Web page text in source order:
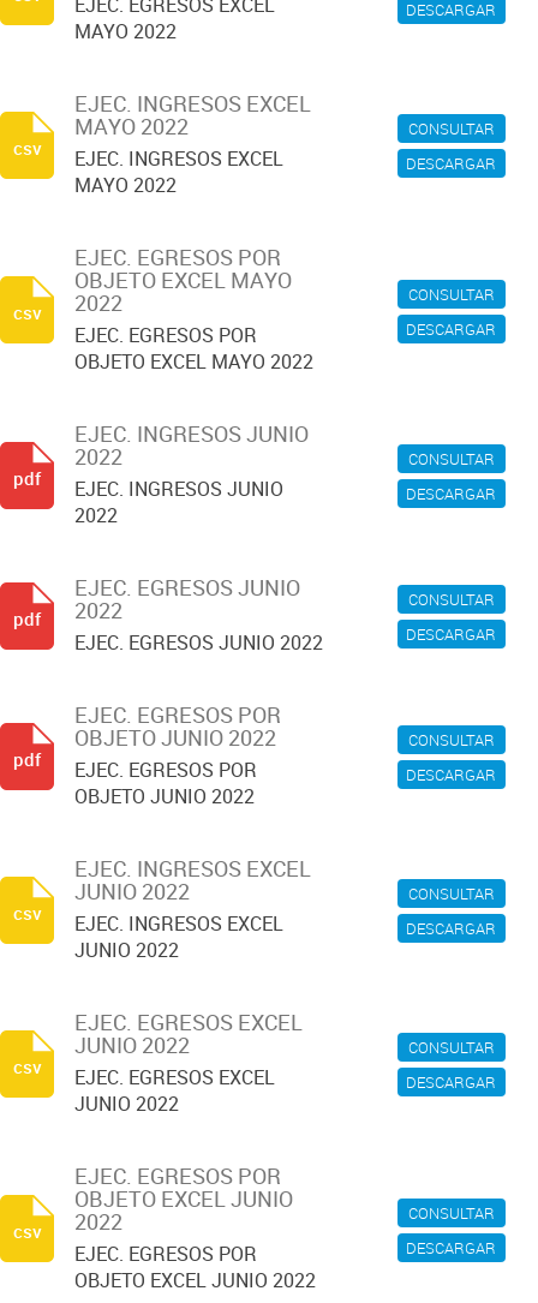
DESCARGAR
MAYO 2022
CONSULTAR
DESCARGAR
EJEC. INGRESOS EXCEL
MAYO 2022
EJEC. INGRESOS EXCEL
MAYO 2022
csv
CONSULTAR
DESCARGAR
EJEC. EGRESOS POR
OBJETO EXCEL MAYO
2022
EJEC. EGRESOS POR
OBJETO EXCEL MAYO 2022
csv
CONSULTAR
DESCARGAR
EJEC. INGRESOS JUNIO
2022
EJEC. INGRESOS JUNIO
2022
pdf
CONSULTAR
DESCARGAR
EJEC. EGRESOS JUNIO
2022
EJEC. EGRESOS JUNIO 2022
pdf
CONSULTAR
DESCARGAR
EJEC. EGRESOS POR
OBJETO JUNIO 2022
EJEC. EGRESOS POR
OBJETO JUNIO 2022
pdf
CONSULTAR
DESCARGAR
EJEC. INGRESOS EXCEL
JUNIO 2022
EJEC. INGRESOS EXCEL
JUNIO 2022
csv
CONSULTAR
DESCARGAR
EJEC. EGRESOS EXCEL
JUNIO 2022
EJEC. EGRESOS EXCEL
JUNIO 2022
csv
CONSULTAR
DESCARGAR
EJEC. EGRESOS POR
OBJETO EXCEL JUNIO
2022
EJEC. EGRESOS POR
OBJETO EXCEL JUNIO 2022
csv